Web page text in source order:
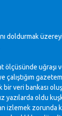
doldurmak
ölçüsünde
veri bankası
yazılarda
zorunda